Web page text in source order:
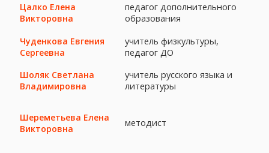
Цалко Елена
Викторовна
педагог дополнительного
образования
Чуденкова Евгения
Сергеевна
учитель физкультуры,
педагог ДО
Шоляк Светлана
Владимировна
учитель русского языка и
литературы
Шереметьева Елена
Викторовна
методист